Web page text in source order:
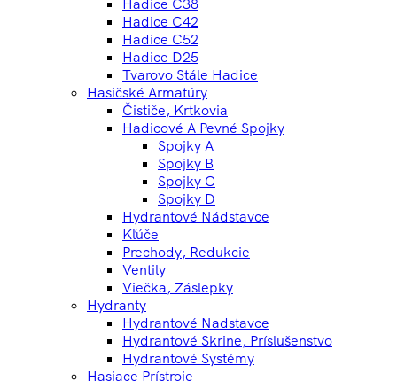
Hadice C42
Hadice C52
Hadice D25
Tvarovo Stále Hadice
Hasičské Armatúry
Čističe, Krtkovia
Hadicové A Pevné Spojky
Spojky A
Spojky B
Spojky C
Spojky D
Hydrantové Nádstavce
Kľúče
Prechody, Redukcie
Ventily
Viečka, Záslepky
Hydranty
Hydrantové Nadstavce
Hydrantové Skrine, Príslušenstvo
Hydrantové Systémy
Hasiace Prístroje